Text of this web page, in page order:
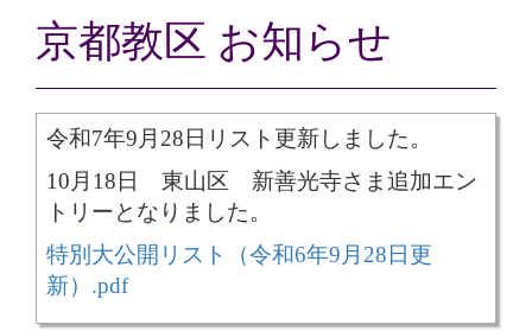
京都教区 お知らせ
令和7年9月28日リスト更新しました。
10月18日 東山区 新善光寺さま追加エン
トリーとなりました。
特別大公開リスト（令和6年9月28日更
新）.pdf